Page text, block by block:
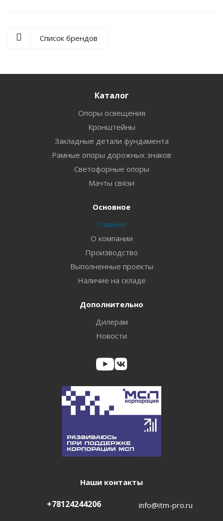
Список брендов
Каталог
Опоры освещения
Кронштейны
Закладные детали фундамента
Рамные опоры дорожных знаков
Светофорные опоры
Мачты связи
Основное
Главная
О компании
Производство
Выполненные проекты
Наличие на складе
Дополнительно
Дилерам
Новости
Наши контакты
+78124244206 info@itm-pro.ru